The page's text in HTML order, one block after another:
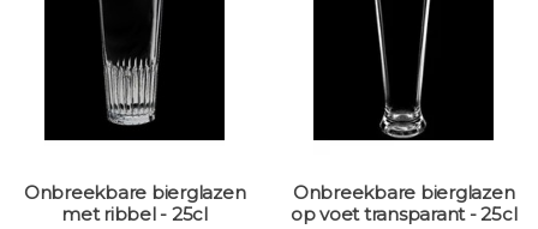
Onbreekbare bierglazen
met ribbel - 25cl
Onbreekbare bierglazen
op voet transparant - 25cl